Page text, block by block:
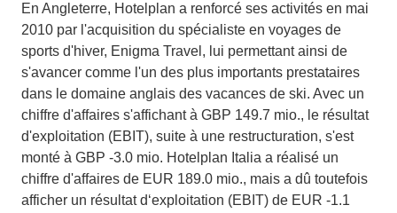
En Angleterre, Hotelplan a renforcé ses activités en mai
2010 par l'acquisition du spécialiste en voyages de
sports d'hiver, Enigma Travel, lui permettant ainsi de
s'avancer comme l'un des plus importants prestataires
dans le domaine anglais des vacances de ski. Avec un
chiffre d'affaires s'affichant à GBP 149.7 mio., le résultat
d'exploitation (EBIT), suite à une restructuration, s'est
monté à GBP -3.0 mio. Hotelplan Italia a réalisé un
chiffre d'affaires de EUR 189.0 mio., mais a dû toutefois
afficher un résultat d‘exploitation (EBIT) de EUR -1.1